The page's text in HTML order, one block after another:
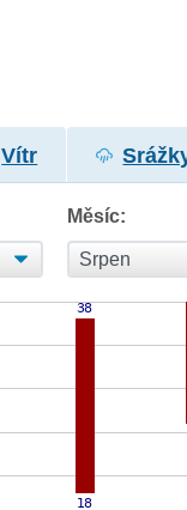
Vítr
Měsíc: